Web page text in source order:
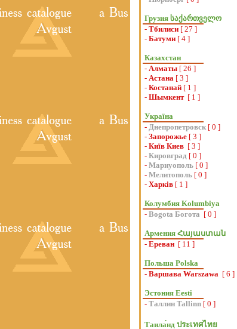
Грузия საქართველო
- Тбилиси [ 27 ]
- Батуми [ 4 ]
Казахстан
- Алматы [ 26 ]
- Астана [ 3 ]
- Костанай [ 1 ]
- Шымкент [ 1 ]
Україна
- Днепропетровск [ 0 ]
- Запорожье [ 3 ]
- Київ Киев [ 3 ]
- Кировград [ 0 ]
- Мариуополь [ 0 ]
- Мелитополь [ 0 ]
- Харків [ 1 ]
Колумбия Kolumbiya
- Bogota Богота [ 0 ]
Армения Հայաստան
- Ереван [ 11 ]
Польша Polska
- Варшава Warszawa [ 6 ]
Эстония Eesti
- Таллин Tallinn [ 0 ]
Таила́нд ประเทศไทย